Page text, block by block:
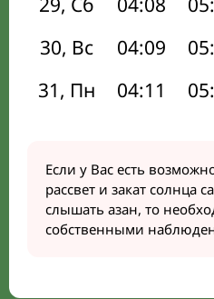
30, Вс
04:09
31, Пн
04:11
Если у Вас есть
рассвет и закат солнца
слышать азан, то
собственными